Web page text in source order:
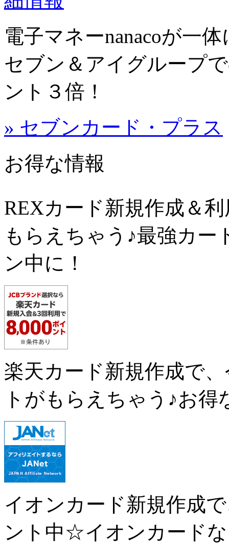
電子マネーnanacoが一
セブン＆アイグループ
ント３倍！
» セブンカード・プラス
お得な情報
REXカード新規作成＆
もらえちゃう♪最強カ
ン中に！
楽天カード新規作成で
トがもらえちゃう♪お
イオンカード新規作成
ント中☆イオンカード